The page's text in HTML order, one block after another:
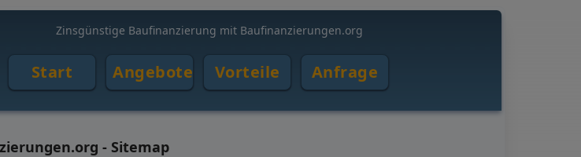
Zinsgünstige Baufinanzierung mit Baufinanzierungen.org
Start Angebote Vorteile Anfrage
- Sitemap